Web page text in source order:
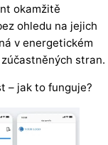
okamžitě
ohledu na jejich
v energetickém
stran.
– jak to funguje?